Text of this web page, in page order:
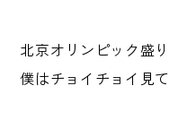
北京オリンピック盛
僕はチョイチョイ見て